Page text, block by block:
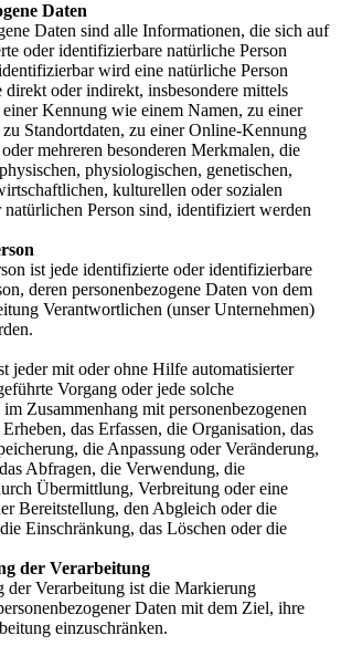
Daten
Daten sind alle Informationen, die sich auf
oder identifizierbare natürliche Person
wird eine natürliche Person
direkt oder indirekt, insbesondere mittels
Kennung wie einem Namen, zu einer
Standortdaten, zu einer Online-Kennung
mehreren besonderen Merkmalen, die
physiologischen, genetischen,
kulturellen oder sozialen
natürlichen Person sind, identifiziert werden
ist jede identifizierte oder identifizierbare
deren personenbezogene Daten von dem
Verantwortlichen (unser Unternehmen)
jeder mit oder ohne Hilfe automatisierter
Vorgang oder jede solche
Zusammenhang mit personenbezogenen
das Erfassen, die Organisation, das
die Anpassung oder Veränderung,
Abfragen, die Verwendung, die
Übermittlung, Verbreitung oder eine
Bereitstellung, den Abgleich oder die
Einschränkung, das Löschen oder die
der Verarbeitung
der Verarbeitung ist die Markierung
Daten mit dem Ziel, ihre
einzuschränken.